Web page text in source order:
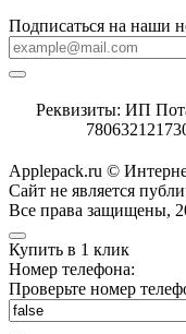
Подписаться на наши
Реквизиты: ИП
Applepack.ru ©
Cайт не является
Все права защищены,
Купить в 1 клик
Номер телефона:
Проверьте номер